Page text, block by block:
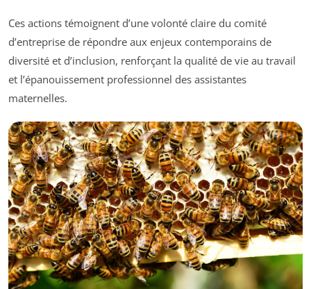
Ces actions témoignent d’une volonté claire du comité
d’entreprise de répondre aux enjeux contemporains de
diversité et d’inclusion, renforçant la qualité de vie au travail
et l’épanouissement professionnel des assistantes
maternelles.